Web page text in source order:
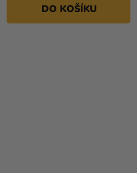
DO KOŠÍKU